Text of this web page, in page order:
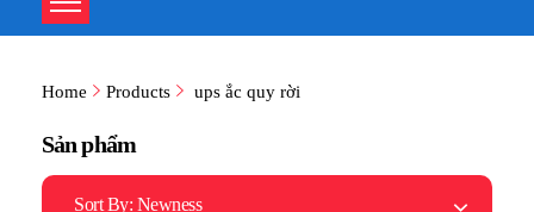
Home Products ups ắc quy rời
Sản phẩm
Sort By: Newness